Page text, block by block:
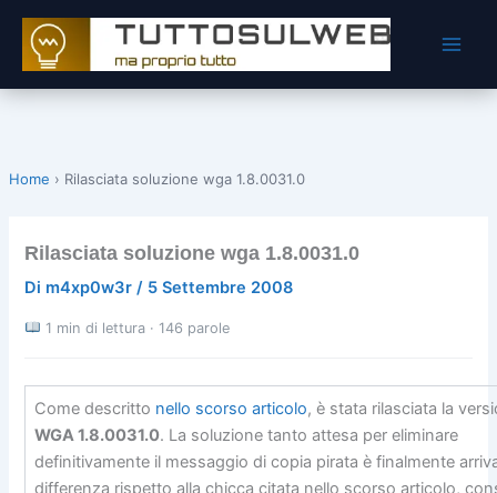
contenuto
Home › Rilasciata soluzione wga 1.8.0031.0
Rilasciata soluzione wga 1.8.0031.0
Di m4xp0w3r/ 5 Settembre 2008
1 min di lettura · 146 parole
Come descritto nello scorso articolo, è stata rilasciata la
WGA 1.8.0031.0. La soluzione tanto attesa per eliminare
definitivamente il messaggio di copia pirata è finalmente
differenza rispetto alla chicca citata nello scorso articolo,